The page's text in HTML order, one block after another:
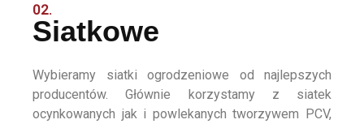
02.
Siatkowe
Wybieramy siatki ogrodzeniowe od najlepszych
producentów. Głównie korzystamy z siatek
ocynkowanych jak i powlekanych tworzywem PCV,